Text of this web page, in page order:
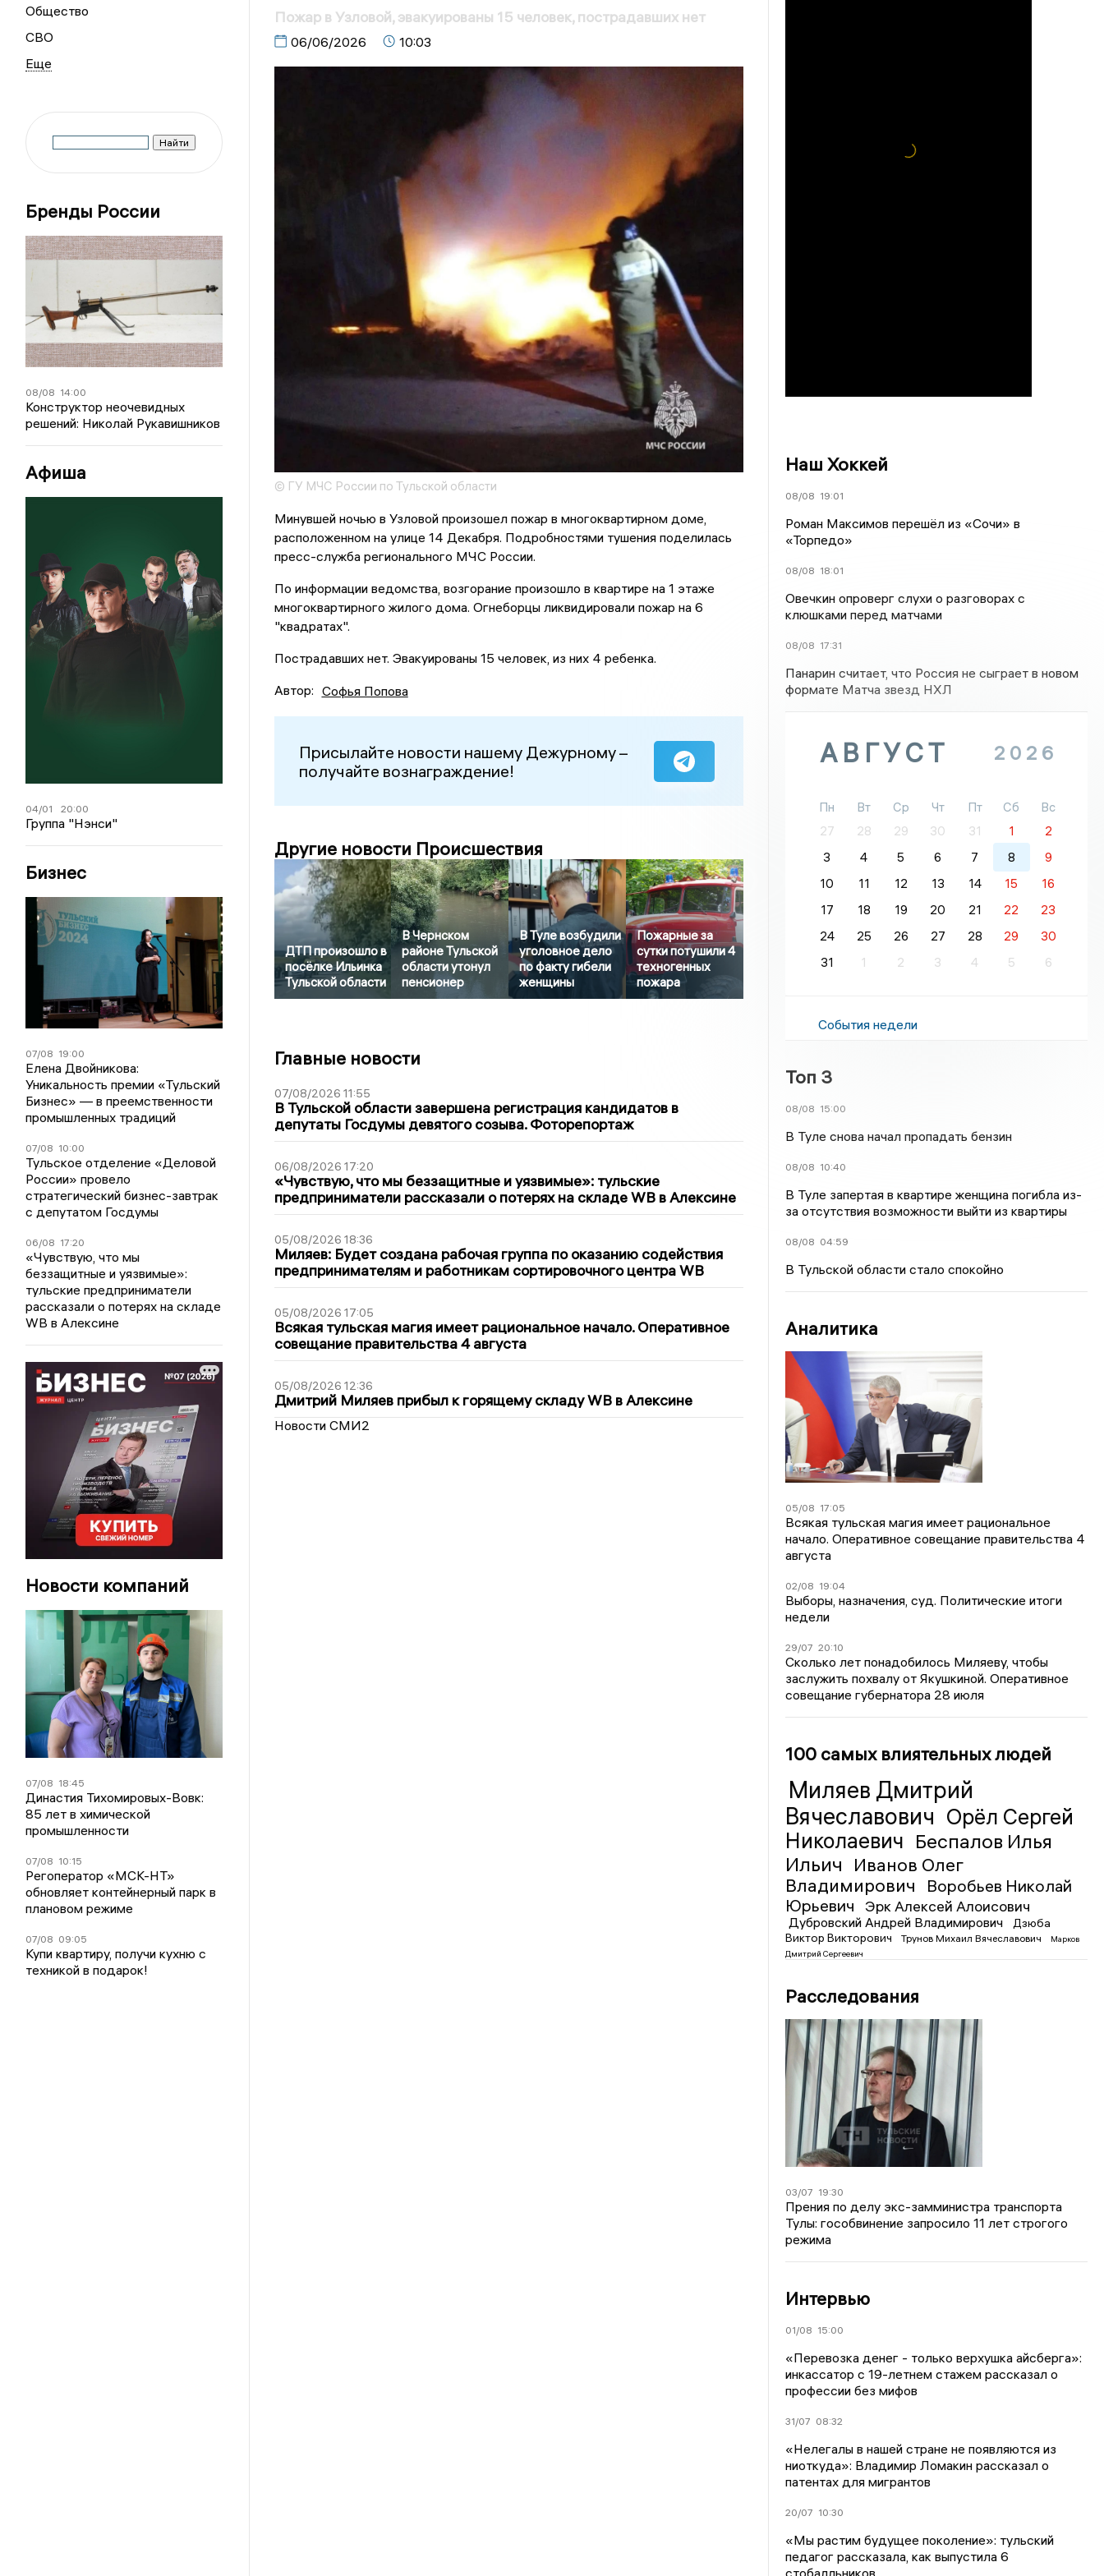
Общество
СВО
Бренды России
08/08 14:00
Конструктор неочевидных
решений: Николай Рукавишников
Афиша
04/01 20:00
Группа "Нэнси"
Бизнес
07/08 19:00
Елена Двойникова:
Уникальность премии «Тульский
Бизнес» — в преемственности
промышленных традиций
07/08 10:00
Тульское отделение «Деловой
России» провело
стратегический бизнес-завтрак
с депутатом Госдумы
06/08 17:20
«Чувствую, что мы
беззащитные и уязвимые»:
тульские предприниматели
рассказали о потерях на складе
WB в Алексине
Новости компаний
07/08 18:45
Династия Тихомировых-Вовк:
85 лет в химической
промышленности
07/08 10:15
Регоператор «МСК-НТ»
обновляет контейнерный парк в
плановом режиме
07/08 09:05
Купи квартиру, получи кухню с
техникой в подарок!
Пожар в Узловой, эвакуированы 15 человек, пострадавших нет
06/06/2026 10:03
© ГУ МЧС России по Тульской области
Минувшей ночью в Узловой произошел пожар в многоквартирном доме,
расположенном на улице 14 Декабря. Подробностями тушения поделилась
пресс-служба регионального МЧС России.
По информации ведомства, возгорание произошло в квартире на 1 этаже
многоквартирного жилого дома. Огнеборцы ликвидировали пожар на 6
"квадратах".
Пострадавших нет. Эвакуированы 15 человек, из них 4 ребенка.
Автор: Софья Попова
Присылайте новости нашему Дежурному –
получайте вознаграждение!
Другие новости Происшествия
ДТП произошло в
посёлке Ильинка
Тульской области
В Чернском
районе Тульской
области утонул
пенсионер
В Туле возбудили
уголовное дело
по факту гибели
женщины
Пожарные за
сутки потушили 4
техногенных
пожара
Главные новости
07/08/2026 11:55
В Тульской области завершена регистрация кандидатов в
депутаты Госдумы девятого созыва. Фоторепортаж
06/08/2026 17:20
«Чувствую, что мы беззащитные и уязвимые»: тульские
предприниматели рассказали о потерях на складе WB в Алексине
05/08/2026 18:36
Миляев: Будет создана рабочая группа по оказанию содействия
предпринимателям и работникам сортировочного центра WB
05/08/2026 17:05
Всякая тульская магия имеет рациональное начало. Оперативное
совещание правительства 4 августа
05/08/2026 12:36
Дмитрий Миляев прибыл к горящему складу WB в Алексине
Новости СМИ2
Наш Хоккей
08/08 19:01
Роман Максимов перешёл из «Сочи» в
«Торпедо»
08/08 18:01
Овечкин опроверг слухи о разговорах с
клюшками перед матчами
08/08 17:31
Панарин считает, что Россия не сыграет в новом
формате Матча звезд НХЛ
АВГУСТ 2026
Пн Вт Ср Чт Пт Сб
Вс
27
28 29 30 31 1
2
3
4 5 6 7 8
9
10
11 12 13 14 15
16
17
18 19 20 21 22
23
24
25 26 27 28 29
30
31
1 2 3 4 5 6
События недели
Топ 3
08/08 15:00
В Туле снова начал пропадать бензин
08/08 10:40
В Туле запертая в квартире женщина погибла из-
за отсутствия возможности выйти из квартиры
08/08 04:59
В Тульской области стало спокойно
Аналитика
05/08 17:05
Всякая тульская магия имеет рациональное
начало. Оперативное совещание правительства 4
августа
02/08 19:04
Выборы, назначения, суд. Политические итоги
недели
29/07 20:10
Сколько лет понадобилось Миляеву, чтобы
заслужить похвалу от Якушкиной. Оперативное
совещание губернатора 28 июля
100 самых влиятельных людей
Миляев Дмитрий
Вячеславович Орёл Сергей
Николаевич Беспалов Илья
Ильич
Иванов Олег
Владимирович
Воробьев Николай
Юрьевич
Эрк Алексей Алоисович
Дубровский Андрей Владимирович
Дзюба
Виктор Викторович
Трунов Михаил Вячеславович
Марков
Дмитрий Сергеевич
Расследования
03/07 19:30
Прения по делу экс-замминистра транспорта
Тулы: гособвинение запросило 11 лет строгого
режима
Интервью
01/08 15:00
«Перевозка денег - только верхушка айсберга»:
инкассатор с 19-летнем стажем рассказал о
профессии без мифов
31/07 08:32
«Нелегалы в нашей стране не появляются из
ниоткуда»: Владимир Ломакин рассказал о
патентах для мигрантов
20/07 10:30
«Мы растим будущее поколение»: тульский
педагог рассказала, как выпустила 6
стобалльников